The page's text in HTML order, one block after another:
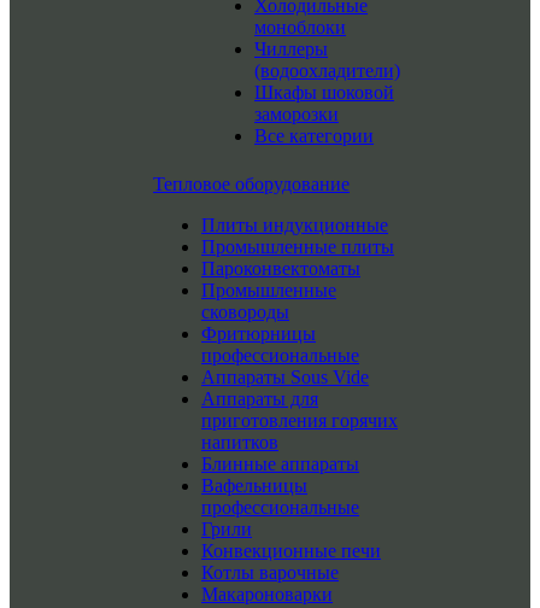
Холодильные
моноблоки
Чиллеры
(водоохладители)
Шкафы шоковой
заморозки
Все категории
Тепловое оборудование
Плиты индукционные
Промышленные плиты
Пароконвектоматы
Промышленные
сковороды
Фритюрницы
профессиональные
Аппараты Sous Vide
Аппараты для
приготовления горячих
напитков
Блинные аппараты
Вафельницы
профессиональные
Грили
Конвекционные печи
Котлы варочные
Макароноварки